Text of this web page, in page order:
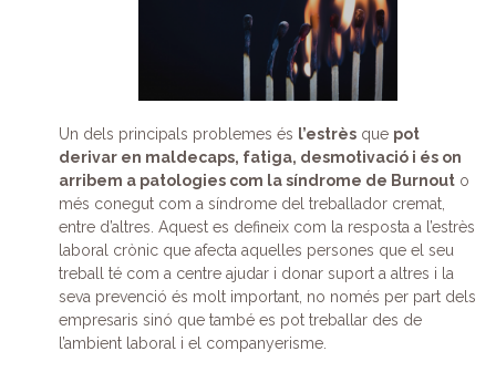
Un dels principals problemes és l’estrèsque pot
derivar en maldecaps, fatiga, desmotivació i és on
arribem a patologies com la síndrome de Burnouto
més conegut com a síndrome del treballador cremat,
entre d’altres. Aquest es defineix com la resposta a l’estrès
laboral crònic que afecta aquelles persones que el seu
treball té com a centre ajudar i donar suport a altres i la
seva prevenció és molt important, no només per part dels
empresaris sinó que també es pot treballar des de
l’ambient laboral i el companyerisme.